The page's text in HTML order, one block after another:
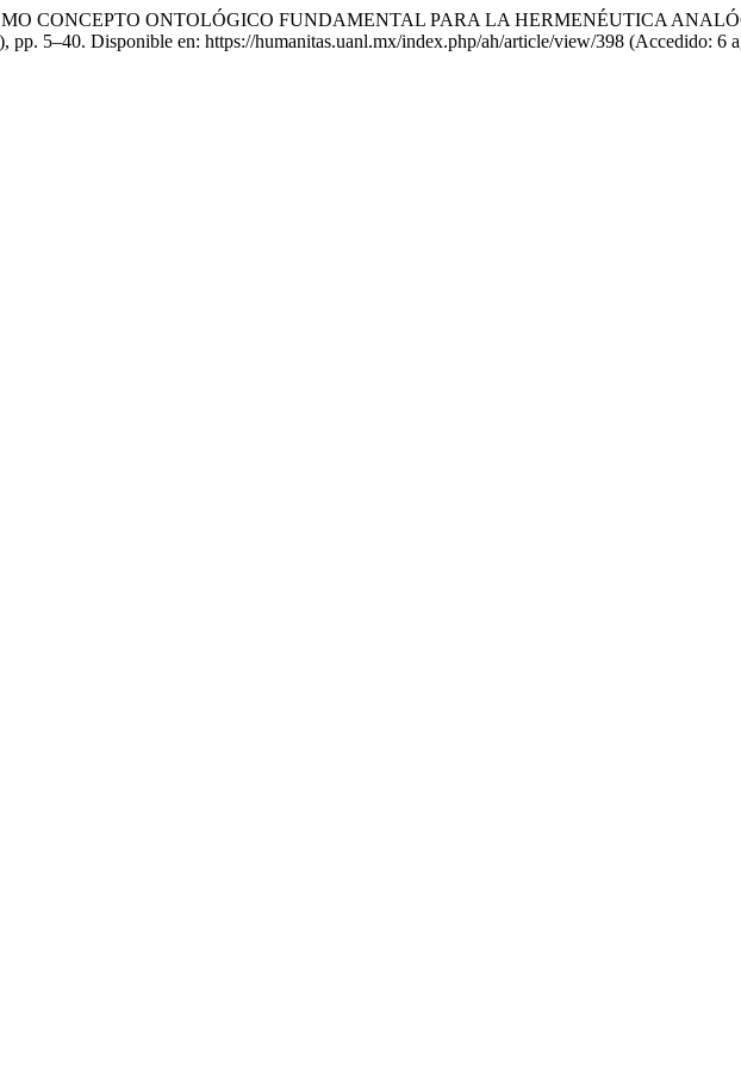
CONCEPTO ONTOLÓGICO FUNDAMENTAL PARA LA HERMENÉUTICA
pp. 5–40. Disponible en: https://humanitas.uanl.mx/index.php/ah/article/view/398 (Accedido: 6